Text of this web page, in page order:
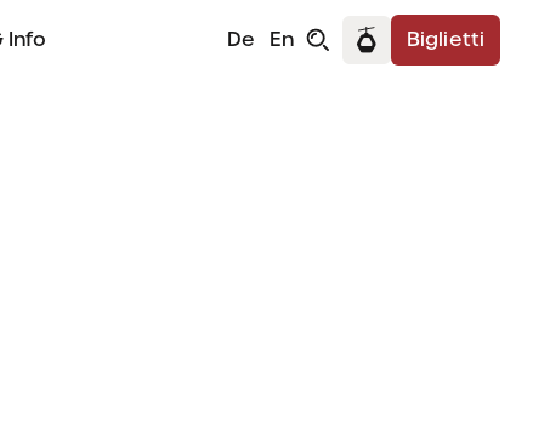
Info Biglietti
De En